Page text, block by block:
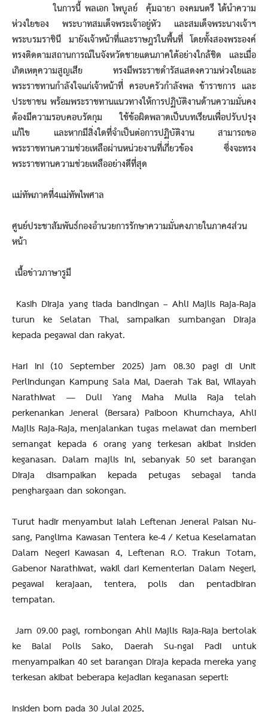
ในการนี้ พลเอก ไพบูลย์ คุ้มฉายา องคมนตรี ได้นำความ
ห่วงใยของ พระบาทสมเด็จพระเจ้าอยู่หัว และสมเด็จพระนางเจ้าฯ
พระบรมราชินี มายังเจ้าหน้าที่และราษฎรในพื้นที่ โดยทั้งสองพระองค์
ทรงติดตามสถานการณ์ในจังหวัดชายแดนภาคใต้อย่างใกล้ชิด และเมื่อ
เกิดเหตุความสูญเสีย ทรงมีพระราชดำรัสแสดงความห่วงใยและ
พระราชทานกำลังใจแก่เจ้าหน้าที่ ครอบครัวกำลังพล ข้าราชการ และ
ประชาชน พร้อมพระราชทานแนวทางให้การปฏิบัติงานด้านความมั่นคง
ต้องมีความรอบคอบรัดกุม ใช้ข้อผิดพลาดเป็นบทเรียนเพื่อปรับปรุง
แก้ไข และหากมีสิ่งใดที่จำเป็นต่อการปฏิบัติงาน สามารถขอ
พระราชทานความช่วยเหลือผ่านหน่วยงานที่เกี่ยวข้อง ซึ่งจะทรง
พระราชทานความช่วยเหลืออย่างดีที่สุด
แม่ทัพภาคที่4แม่ทัพไพศาล
ศูนย์ประชาสัมพันธ์กองอำนวยการรักษาความมั่นคงภายในภาค4ส่วน
หน้า
เนื้อข่าวภาษารูมี
Kasih Diraja yang tiada bandingan – Ahli Majlis Raja-Raja
turun ke Selatan Thai, sampaikan sumbangan Diraja
kepada pegawai dan rakyat.
Hari ini (10 September 2025) jam 08.30 pagi di Unit
Perlindungan Kampung Sala Mai, Daerah Tak Bai, Wilayah
Narathiwat — Duli Yang Maha Mulia Raja telah
perkenankan Jeneral (Bersara) Paiboon Khumchaya, Ahli
Majlis Raja-Raja, menjalankan tugas melawat dan memberi
semangat kepada 6 orang yang terkesan akibat insiden
keganasan. Dalam majlis ini, sebanyak 50 set barangan
Diraja disampaikan kepada petugas sebagai tanda
penghargaan dan sokongan.
Turut hadir menyambut ialah Leftenan Jeneral Paisan Nu-
sang, Panglima Kawasan Tentera ke-4 / Ketua Keselamatan
Dalam Negeri Kawasan 4, Leftenan R.O. Trakun Totam,
Gabenor Narathiwat, wakil dari Kementerian Dalam Negeri,
pegawai kerajaan, tentera, polis dan pentadbiran
tempatan.
Jam 09.00 pagi, rombongan Ahli Majlis Raja-Raja bertolak
ke Balai Polis Sako, Daerah Su-ngai Padi untuk
menyampaikan 40 set barangan Diraja kepada mereka yang
terkesan akibat beberapa kejadian keganasan seperti: